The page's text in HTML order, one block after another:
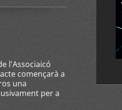
l'Associaicó
començarà a
una
per a